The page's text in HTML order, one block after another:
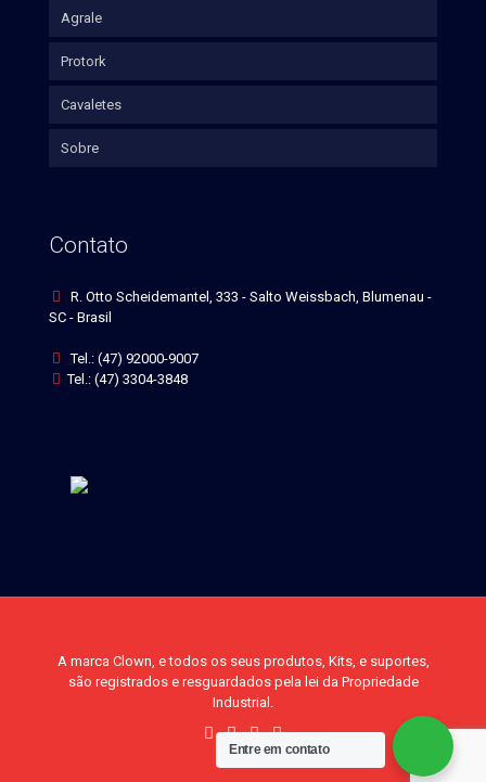
Agrale
Protork
Cavaletes
Sobre
Contato
R. Otto Scheidemantel, 333 - Salto Weissbach, Blumenau -
SC - Brasil
Tel.: (47) 92000-9007
Tel.: (47) 3304-3848
A marca Clown, e todos os seus produtos, Kits, e suportes,
são registrados e resguardados pela lei da Propriedade
Industrial.
Entre em contato